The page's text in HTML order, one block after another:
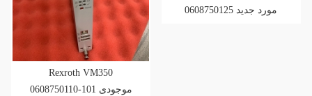
Rexroth VM350
0608750110-101 موجودی
0608750125 مورد جدید